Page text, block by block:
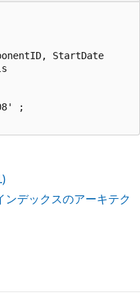
StartDate
;
ンデックスのアーキテク